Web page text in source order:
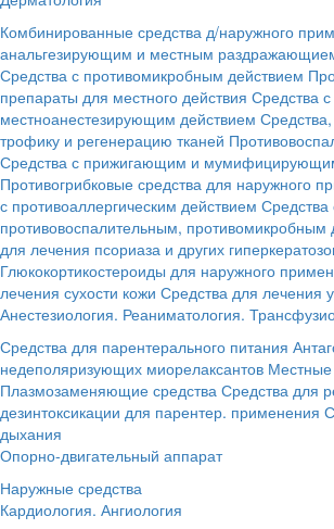
Комбинированные средства д/наружного
анальгезирующим и местным
Средства с противомикробным действием
препараты для местного действия Средства с
местноанестезирующим действием
трофику и регенерацию тканей
Средства с прижигающим и
Противогрибковые средства для наружного
с противоаллергическим действием Средства
противовоспалительным, противомикробным
для лечения псориаза и других
Глюкокортикостероиды для наружного
лечения сухости кожи Средства для лечения
Анестезиология. Реаниматология.
Средства для парентерального питания
недеполяризующих миорелаксантов Местные
Плазмозаменяющие средства Средства для
дезинтоксикации для парентер. применения
дыхания
Опорно-двигательный аппарат
Наружные средства
Кардиология. Ангиология